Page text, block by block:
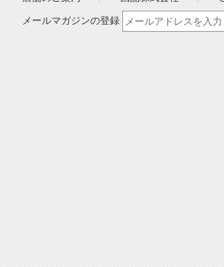
メールマガジンの登録